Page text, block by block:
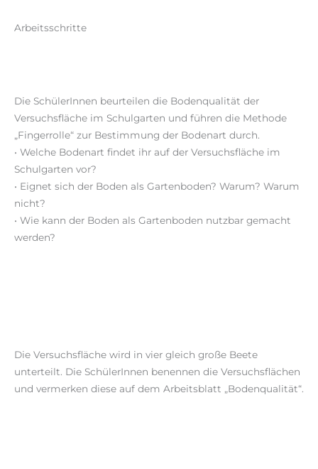
Arbeitsschritte
Die SchülerInnen beurteilen die Bodenqualität der
Versuchsfläche im Schulgarten und führen die Methode
„Fingerrolle“ zur Bestimmung der Bodenart durch.
• Welche Bodenart findet ihr auf der Versuchsfläche im
Schulgarten vor?
• Eignet sich der Boden als Gartenboden? Warum? Warum
nicht?
• Wie kann der Boden als Gartenboden nutzbar gemacht
werden?
Die Versuchsfläche wird in vier gleich große Beete
unterteilt. Die SchülerInnen benennen die Versuchsflächen
und vermerken diese auf dem Arbeitsblatt „Bodenqualität“.